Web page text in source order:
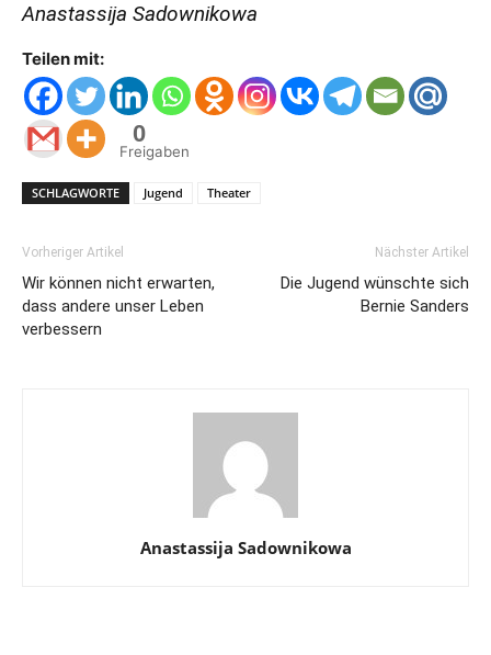
Anastassija Sadownikowa
Teilen mit:
0
Freigaben
SCHLAGWORTE Jugend Theater
Vorheriger Artikel
Wir können nicht erwarten,
dass andere unser Leben
verbessern
Nächster Artikel
Die Jugend wünschte sich
Bernie Sanders
Anastassija Sadownikowa